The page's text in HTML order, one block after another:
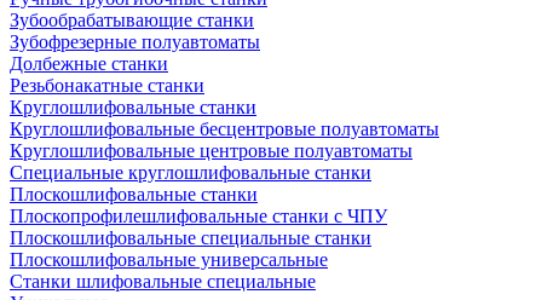
Зубообрабатывающие станки
Зубофрезерные полуавтоматы
Долбежные станки
Резьбонакатные станки
Круглошлифовальные станки
Круглошлифовальные бесцентровые полуавтоматы
Круглошлифовальные центровые полуавтоматы
Специальные круглошлифовальные станки
Плоскошлифовальные станки
Плоскопрофилешлифовальные станки с ЧПУ
Плоскошлифовальные специальные станки
Плоскошлифовальные универсальные
Станки шлифовальные специальные